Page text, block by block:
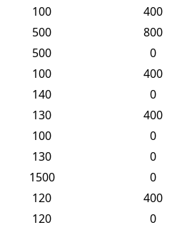
100
400
500
800
500
0
100
400
140
0
130
400
100
0
130
0
1500
0
120
400
120
0